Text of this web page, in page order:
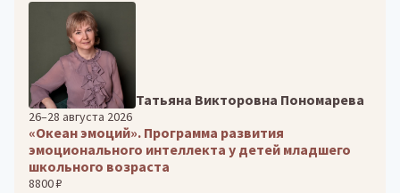
Татьяна Викторовна Пономарева
26–28 августа 2026
«Океан эмоций». Программа развития
эмоционального интеллекта у детей младшего
школьного возраста
8800 ₽